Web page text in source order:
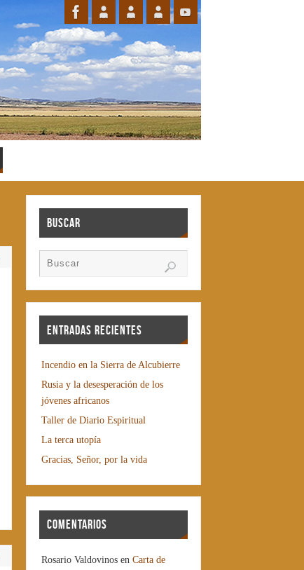
Buscar
Entradas recientes
Incendio en la Sierra de Alcubierre
Rusia y la desesperación de los
jóvenes africanos
Taller de Diario Espiritual
La terca utopía
Gracias, Señor, por la vida
Comentarios
Rosario Valdovinos enCarta de